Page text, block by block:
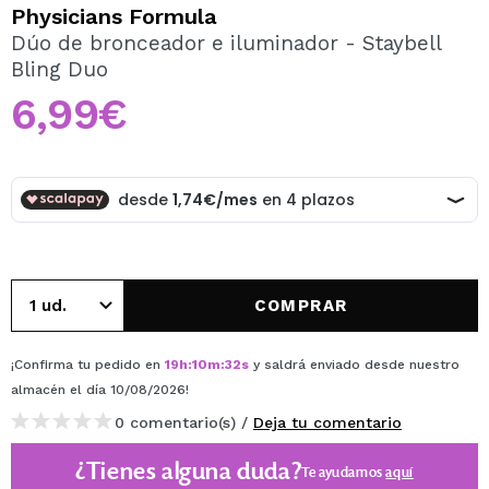
Al crear una cuenta en Maquillalia.com podrás realizar
tus compras rápidamente, revisar el estado de tus
Physicians Formula
Dúo de bronceador e iluminador - Staybell
Bling Duo
6,99€
COMPRAR
¡Confirma tu pedido en 19h:10m:32s y saldrá enviado desde nuestro
almacén el día 10/08/2026!
0 comentario(s) / Deja tu comentario
¿Tienes alguna duda?Te ayudamosaquí